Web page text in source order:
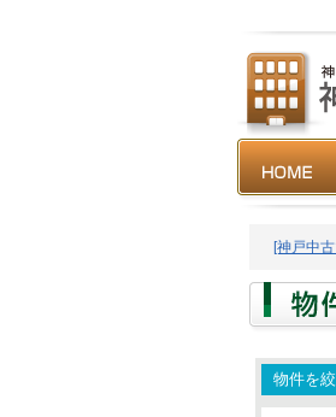
[神戸中
物件を